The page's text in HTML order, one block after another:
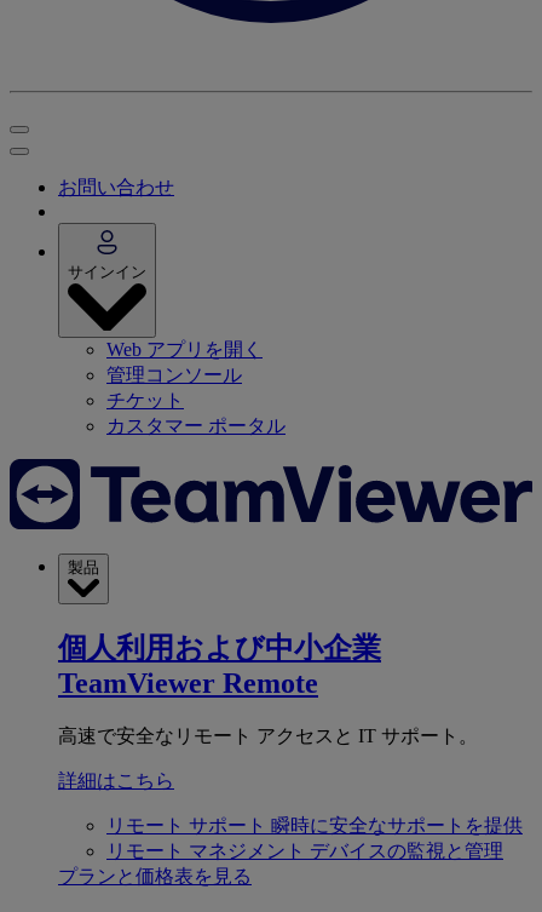
お問い合わせ
サインイン
Web アプリを開く
管理コンソール
チケット
カスタマー ポータル
製品
個人利用および中小企業
TeamViewer Remote
高速で安全なリモート アクセスと IT サポート。
詳細はこちら
リモート サポート 瞬時に安全なサポートを提供
リモート マネジメント デバイスの監視と管理
プランと価格表を見る